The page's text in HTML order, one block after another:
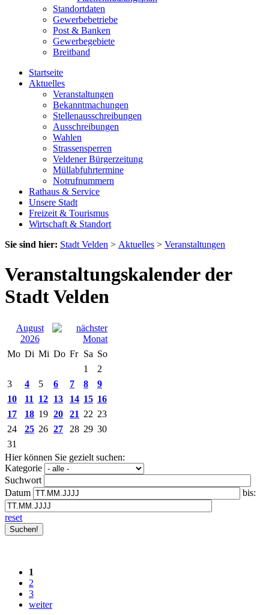
Standortdaten
Gewerbebetriebe
Post & Banken
Gewerbegebiete
Breitband
Startseite
Aktuelles
Veranstaltungen
Bekanntmachungen
Stellenausschreibungen
Ausschreibungen
Wahlen
Strassensperren
Veldener Bürgerzeitung
Müllabfuhrtermine
Notrufnummern
Rathaus & Service
Unsere Stadt
Freizeit & Tourismus
Wirtschaft & Standort
Sie sind hier: Stadt Velden > Aktuelles > Veranstaltungen
Veranstaltungskalender der
Stadt Velden
August
2026
Mo Di Mi Do Fr Sa So
1
2
3
4 5 6 7 8
9
10
11 12 13 14 15 16
17
18 19 20 21 22 23
24
25 26 27 28 29 30
31
Hier können Sie gezielt suchen:
Kategorie
Suchwort
Datum
bis:
reset
1
2
3
weiter